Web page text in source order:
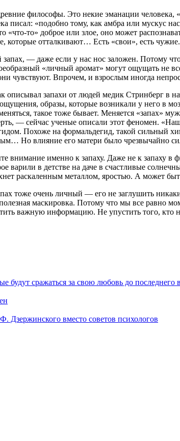
философы. Это некие эманации человека,
писал: «подобно тому, как амбра или мускус
то» доброе или злое, оно может
которые отталкивают… Есть «свои», есть
— даже если у нас нос заложен. Потому
«личный аромат» могут ощущать не
чувствуют. Впрочем, и взрослым иногда
запахи от людей медик Стринберг в
образы, которые возникали у него в
такое тоже бывает. Меняется «запах»
— сейчас ученые описали этот феномен.
Похоже на формальдегид, такой сильный
Но влияние его матери было чрезвычайно
именно к запаху. Даже не к запаху в
варили в детстве на даче в счастливые
раскаленным металлом, яростью. А может
тоже очень личный — его не заглушить
маскировка. Потому что мы все
важную информацию. Не упустить того,
будут сражаться за свою любовь до последнего
Дзержинского вместо советов психологов